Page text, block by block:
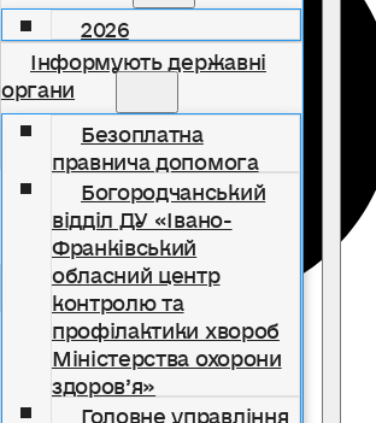
2026
Інформують державні
органи
Безоплатна
правнича допомога
Богородчанський
відділ ДУ «Івано-
Франківський
обласний центр
контролю та
профілактики хвороб
Міністерства охорони
здоров’я»
Головне управління